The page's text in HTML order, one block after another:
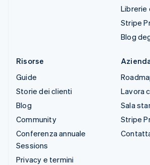
Librerie
Stripe
Blog
Risorse
Guide
Storie dei clienti
Blog
Community
Conferenza annuale
Sessions
Privacy e termini
Lavora
Sala
Stripe